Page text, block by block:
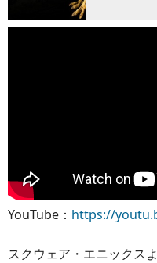
YouTube： https://
スクウェア・エニックス